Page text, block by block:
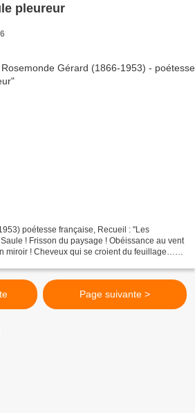
pleureur
poétesse française, Recueil : "Les
! Frisson du paysage ! Obéissance au vent
miroir ! Cheveux qui se croient du feuillage…
Page suivante >